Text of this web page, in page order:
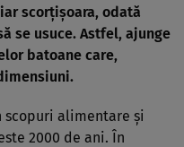
scorţişoara, odată
se usuce. Astfel, ajunge
batoane care,
alimentare şi
2000 de ani. În